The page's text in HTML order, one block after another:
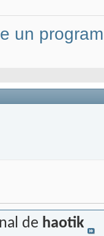
un
de haotik